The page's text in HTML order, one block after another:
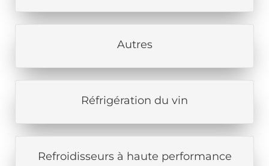
Autres
Réfrigération du vin
Refroidisseurs à haute performance